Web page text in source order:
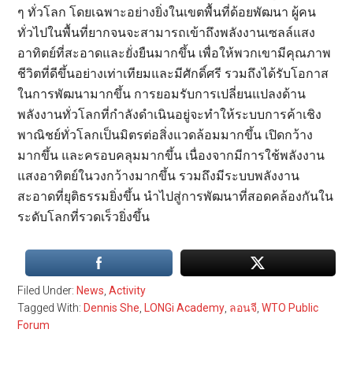
ๆ ทั่วโลก โดยเฉพาะอย่างยิ่งในเขตพื้นที่ด้อยพัฒนา ผู้คน
ทั่วไปในพื้นที่ยากจนจะสามารถเข้าถึงพลังงานเซลล์แสง
อาทิตย์ที่สะอาดและยั่งยืนมากขึ้น เพื่อให้พวกเขามีคุณภาพ
ชีวิตที่ดีขึ้นอย่างเท่าเทียมและมีศักดิ์ศรี รวมถึงได้รับโอกาส
ในการพัฒนามากขึ้น การยอมรับการเปลี่ยนแปลงด้าน
พลังงานทั่วโลกที่กำลังดำเนินอยู่จะทำให้ระบบการค้าเชิง
พาณิชย์ทั่วโลกเป็นมิตรต่อสิ่งแวดล้อมมากขึ้น เปิดกว้าง
มากขึ้น และครอบคลุมมากขึ้น เนื่องจากมีการใช้พลังงาน
แสงอาทิตย์ในวงกว้างมากขึ้น รวมถึงมีระบบพลังงาน
สะอาดที่ยุติธรรมยิ่งขึ้น นำไปสู่การพัฒนาที่สอดคล้องกันใน
ระดับโลกที่รวดเร็วยิ่งขึ้น
Filed Under: News ,Activity
Tagged With: Dennis She LONGi Academy ลอนจี ,WTO Public
Forum